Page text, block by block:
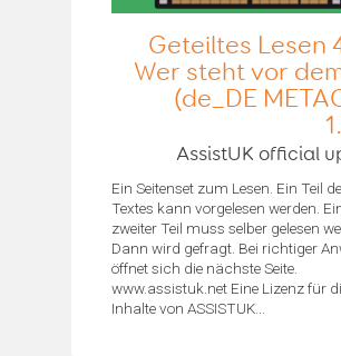
Geteiltes Lesen
Wer steht vor
(de_DE
AssistUK official
Ein Seitenset zum Lesen. Ein Teil
Textes kann vorgelesen werden.
zweiter Teil muss selber gelesen
Dann wird gefragt. Bei richtiger
öffnet sich die nächste Seite.
www.assistuk.net Eine Lizenz für
Inhalte von ASSISTUK...